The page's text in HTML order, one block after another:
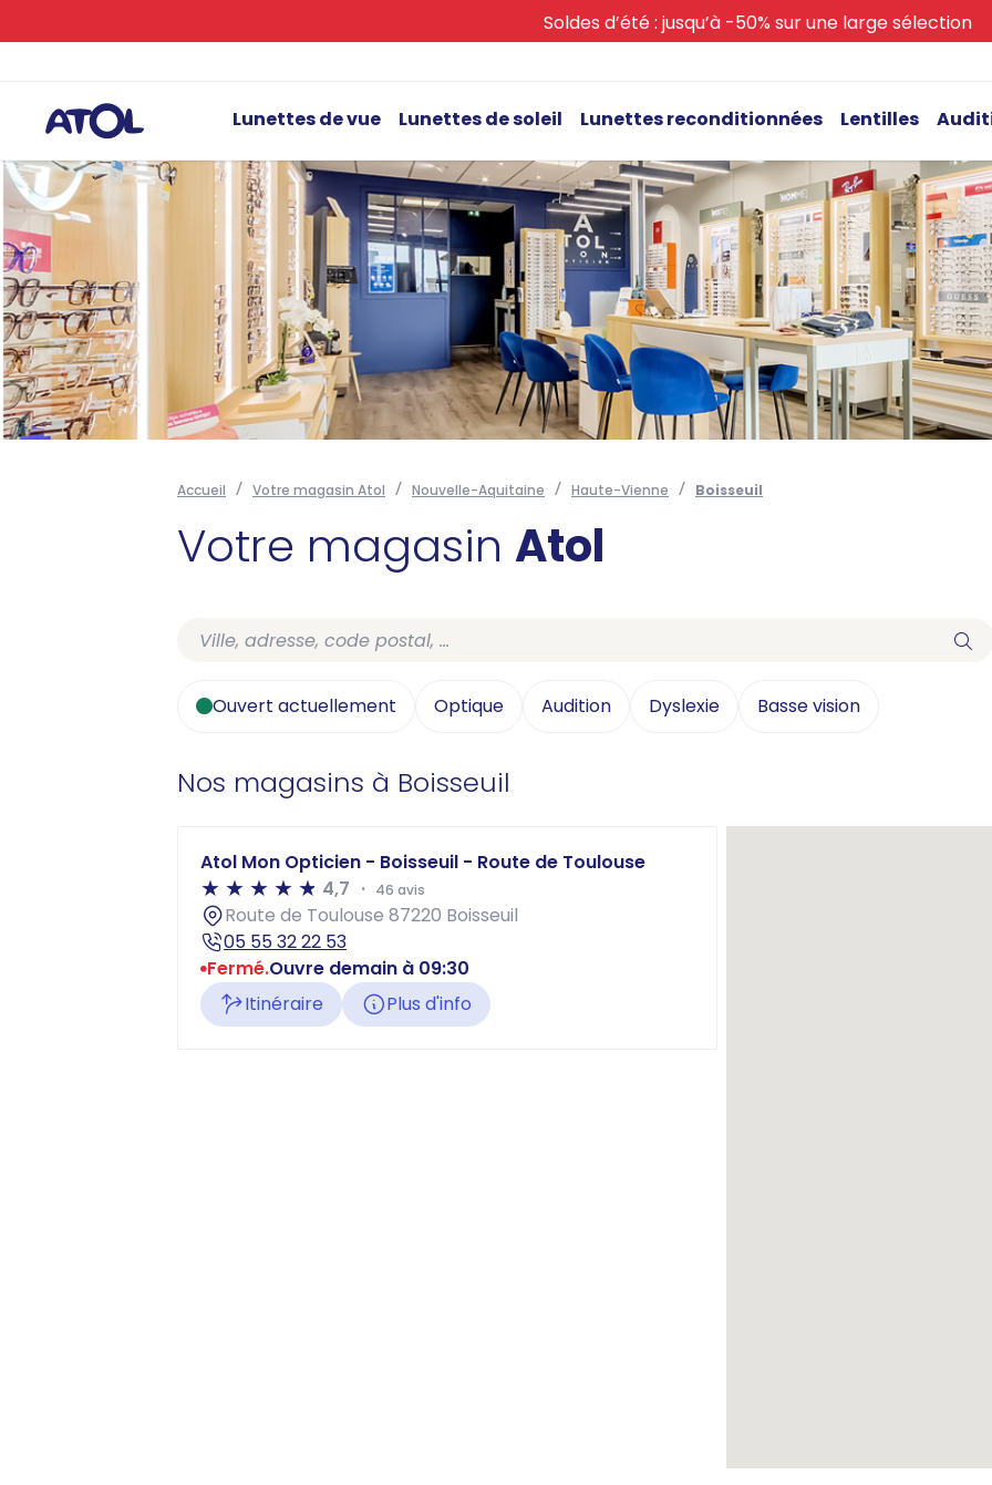
Soldes d’été : jusqu’à -50% sur une large sélection
Lunettes de vue Lunettes de soleil Lunettes reconditionnées Lentilles
Accueil Votre magasin Atol Nouvelle-Aquitaine Haute-Vienne Boisseuil
Votre magasin Atol
Ouvert actuellement Optique Audition Dyslexie Basse vision
Nos magasins à Boisseuil
Atol Mon Opticien - Boisseuil - Route de Toulouse
4,7
46 avis
Route de Toulouse 87220 Boisseuil
05 55 32 22 53
Fermé.Ouvre demain à 09:30
Itinéraire
Plus d'info